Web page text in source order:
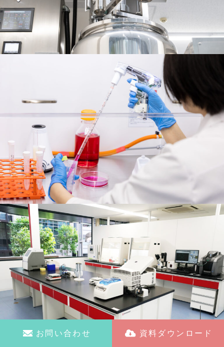
お問い合わせ 資料ダウンロード